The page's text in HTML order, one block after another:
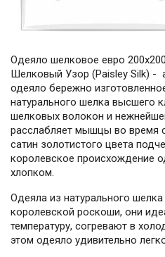
Одеяло шелковое евро
Шелковый Узор (Paisley Silk) -
одеяло бережно
натурального шелка высшего
шелковых волокон и
расслабляет мышцы во время
сатин золотистого цвета
королевское происхождение
хлопком.
Одеяла из натурального
королевской роскоши, они
температуру, согревают в
этом одеяло удивительно